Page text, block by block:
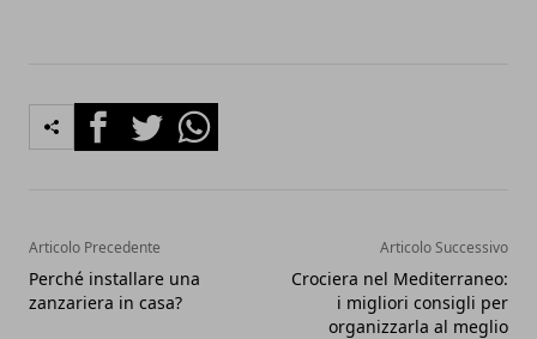
FacebookTwitterWhatsapp
Articolo Precedente
Perché installare una
zanzariera in casa?
Articolo Successivo
Crociera nel Mediterraneo:
i migliori consigli per
organizzarla al meglio